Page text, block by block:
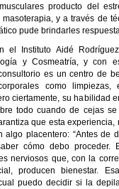
producto del
y a través de
pude brindarles
el Instituto Aidé
y Cosmeatría, y con
es un centro de
como limpiezas,
ciertamente, su habilidad
todo cuando de cejas
que esta experiencia,
algo placentero: “Antes de
cómo debo
nerviosos que, con la
producen bienestar.
puedo decidir si la